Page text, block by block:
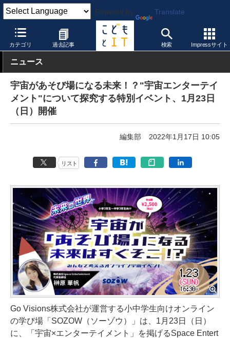
Powered by Translate
カテゴリ 過去記事 検索 Impressサイト
こどもとIT 校種 小学校
ニュース
宇宙があそび場になる未来！？"宇宙エンターテイ
メント"について探究する特別イベント、1月23日
（日）開催
編集部 2022年1月17日 10:05
リスト
Go Visions株式会社が運営する小中学生向けオンライン
の学び場「SOZOW（ソーゾウ）」は、1月23日（日）
に、「宇宙×エンターテイメント」を掲げるSpace Entert